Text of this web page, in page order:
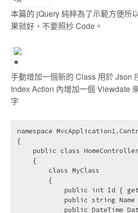
本篇的 jQuery 純粹為了示範方便所
果就好，不要照抄 Code。
手動增加一個新的 Class 用於 Json
Index Action 內增加一個 Viewdate
字
namespace
{
    public class HomeController : Controller
            public int Id { get; set; }
            public string Name { get; set; }
            public DateTime Date { get; set; }